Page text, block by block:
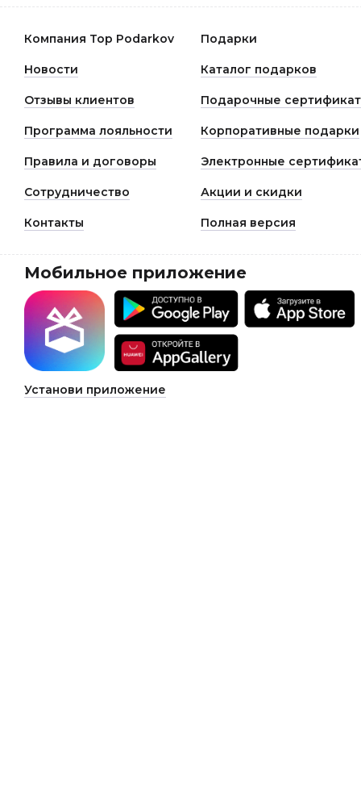
Компания Top Podarkov Подарки
Новости Каталог подарков
Отзывы клиентов Подарочные
Программа лояльности Корпоративные подарки
Правила и договоры Электронные
Сотрудничество Акции и скидки
Контакты Полная версия
Мобильное приложение
Установи приложение